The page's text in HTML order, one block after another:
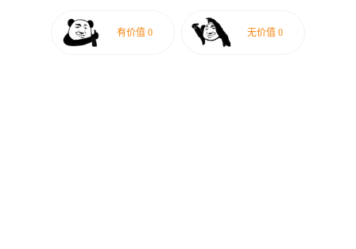
有价值 0 无价值 0